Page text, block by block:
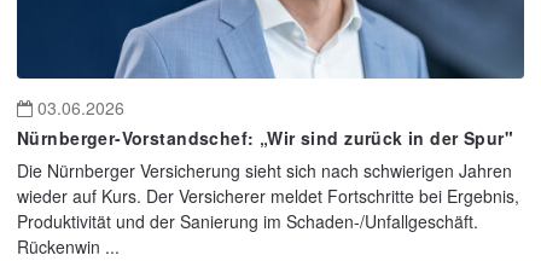
03.06.2026
Nürnberger-Vorstandschef: „Wir sind zurück in der Spur"
Die Nürnberger Versicherung sieht sich nach schwierigen Jahren
wieder auf Kurs. Der Versicherer meldet Fortschritte bei Ergebnis,
Produktivität und der Sanierung im Schaden-/Unfallgeschäft.
Rückenwin ...